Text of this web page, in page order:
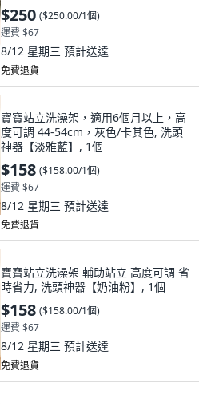
$250 ($250.00/1個)
運費 $67
8/12 星期三 預計送達
免費退貨
寶寶站立洗澡架，適用6個月以上，高
度可調 44-54cm，灰色/卡其色, 洗頭
神器【淡雅藍】, 1個
$158 ($158.00/1個)
運費 $67
8/12 星期三 預計送達
免費退貨
寶寶站立洗澡架 輔助站立 高度可調 省
時省力, 洗頭神器【奶油粉】, 1個
$158 ($158.00/1個)
運費 $67
8/12 星期三 預計送達
免費退貨